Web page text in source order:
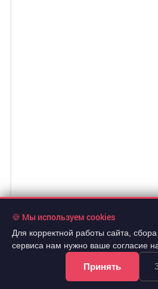
🍪 Мы используем cookies
Для корректной работы сайта,
сервиса нам нужно ваше согласие
Принять